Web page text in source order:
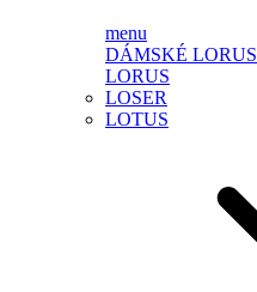
menu
DÁMSKÉ LORUS
LORUS
LOSER
LOTUS